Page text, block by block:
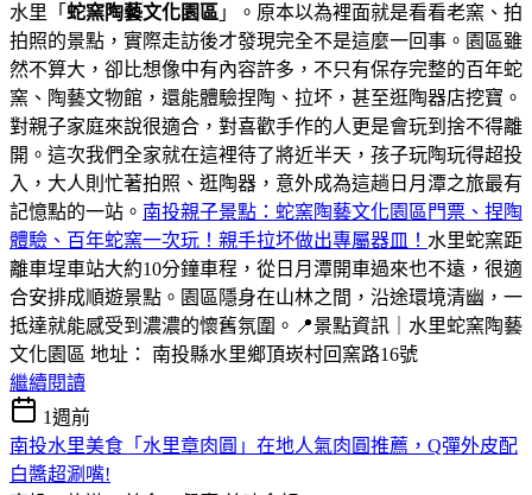
水里「 蛇窯陶藝文化園區 」。原本以為裡面就是看看老窯、拍
拍照的景點，實際走訪後才發現完全不是這麼一回事。園區雖
然不算大，卻比想像中有內容許多，不只有保存完整的百年蛇
窯、陶藝文物館，還能體驗捏陶、拉坏，甚至逛陶器店挖寶。
對親子家庭來說很適合，對喜歡手作的人更是會玩到捨不得離
開。這次我們全家就在這裡待了將近半天，孩子玩陶玩得超投
入，大人則忙著拍照、逛陶器，意外成為這趟日月潭之旅最有
記憶點的一站。 南投親子景點：蛇窯陶藝文化園區門票、捏陶
體驗、百年蛇窯一次玩！親手拉坏做出專屬器皿！ 水里蛇窯距
離車埕車站大約10分鐘車程，從日月潭開車過來也不遠，很適
合安排成順遊景點。園區隱身在山林之間，沿途環境清幽，一
抵達就能感受到濃濃的懷舊氛圍。📍景點資訊｜水里蛇窯陶藝
文化園區 地址： 南投縣水里鄉頂崁村回窯路16號
繼續閱讀
1週前
南投水里美食「水里章肉圓」在地人氣肉圓推薦，Q彈外皮配
白醬超涮嘴!